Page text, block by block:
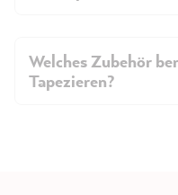
Welches Zubehör
Tapezieren?